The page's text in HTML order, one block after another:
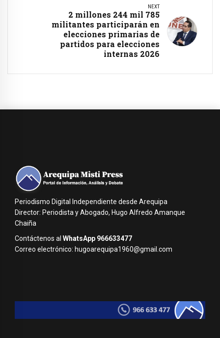
NEXT
2 millones 244 mil 785
militantes participarán en
elecciones primarias de
partidos para elecciones
internas 2026
Periodismo Digital Independiente desde Arequipa
Director: Periodista y Abogado, Hugo Alfredo Amanque
Chaiña
Contáctenos al WhatsApp 966633477
Correo electrónico: hugoarequipa1960@gmail.com